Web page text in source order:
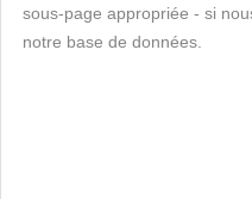
sous-page appropriée - si
notre base de données.